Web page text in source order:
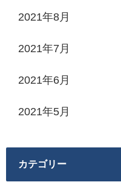
2021年8月
2021年7月
2021年6月
2021年5月
カテゴリー